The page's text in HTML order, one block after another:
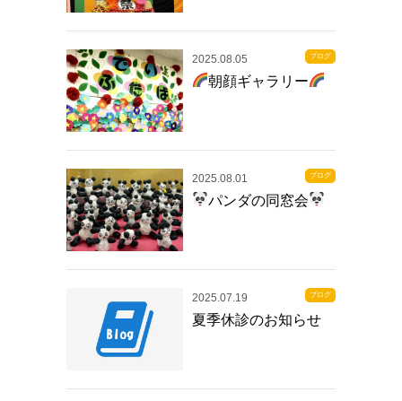
2025.08.05 ブログ
朝顔ギャラリー
2025.08.01 ブログ
パンダの同窓会
2025.07.19 ブログ
夏季休診のお知らせ